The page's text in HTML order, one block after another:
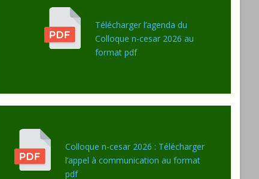
Télécharger l’agenda du
Colloque n-cesar 2026 au
format pdf
Colloque n-cesar 2026 : Télécharger
l’appel à communication au format
pdf